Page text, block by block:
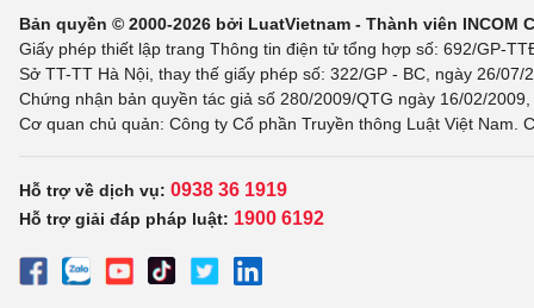
Bản quyền © 2000-2026 bởi LuatVietnam - Thành viên INCOM
Giấy phép thiết lập trang Thông tin điện tử tổng hợp số: 692/GP-
Sở TT-TT Hà Nội, thay thế giấy phép số: 322/GP - BC, ngày 26/
Chứng nhận bản quyền tác giả số 280/2009/QTG ngày 16/02/
Cơ quan chủ quản: Công ty Cổ phần Truyền thông Luật Việt Nam.
Hỗ trợ về dịch vụ: 0938 36 1919
Hỗ trợ giải đáp pháp luật: 1900 6192